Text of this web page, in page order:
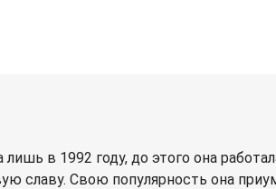
в 1992 году, до этого она
славу. Свою популярность она